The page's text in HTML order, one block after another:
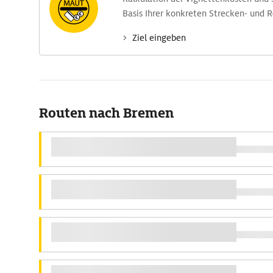
Basis Ihrer konkreten Strecken- und
Ziel eingeben
Routen nach Bremen